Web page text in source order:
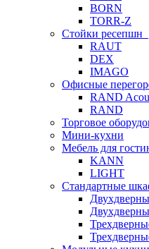
BORN
TORR-Z
Стойки ресепшн
RAUT
DEX
IMAGO
Офисные
RAND
RAND
Торговое
Мини-кухни
Мебель для
KANN
LIGHT
Стандартные